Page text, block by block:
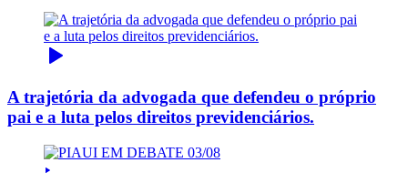
A trajetória da advogada que defendeu o próprio
pai e a luta pelos direitos previdenciários.